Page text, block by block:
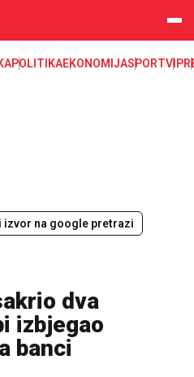
POLITIKAEKONOMIJASPORTVIP
izvor na google pretrazi
dva
izbjegao
banci